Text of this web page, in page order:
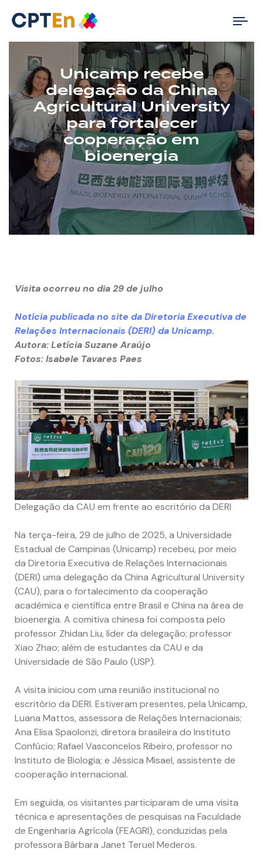
Unicamp recebe
delegação da China
Agricultural University
para fortalecer
cooperação em
bioenergia
Visita ocorreu no dia 29 de julho
Notícia publicada no site da Diretoria Executiva de
Relações Internacionais (DERI) da Unicamp.
Autora: Letícia Suzane Araújo
Fotos: Isabele Tavares Paes
Delegação da CAU em frente ao escritório da DERI
Na terça-feira, 29 de julho de 2025, a Universidade
Estadual de Campinas (Unicamp) recebeu, por meio
da Diretoria Executiva de Relações Internacionais
(DERI) uma delegação da China Agricultural University
(CAU), para o fortalecimento da cooperação
acadêmica e científica entre Brasil e China na área de
bioenergia. A comitiva chinesa foi composta pelo
professor Zhidan Liu, líder da delegação; professor
Xiao Zhao; além de estudantes da CAU e da
Universidade de São Paulo (USP).
A visita iniciou com uma reunião institucional no
escritório da DERI. Estiveram presentes, pela Unicamp,
Luana Mattos, assessora de Relações Internacionais;
Ana Elisa Spaolonzi, diretora brasileira do Instituto
Confúcio; Rafael Vasconcelos Ribeiro, professor no
Instituto de Biologia; e Jéssica Misael, assistente de
cooperação internacional.
Em seguida, os visitantes participaram de uma visita
técnica e apresentações de pesquisas na Faculdade
de Engenharia Agrícola (FEAGRI), conduzidas pela
professora Bárbara Janet Teruel Mederos.